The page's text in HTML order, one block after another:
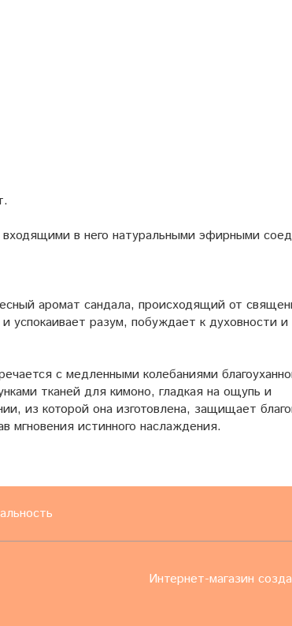
входящими в него натуральными эфирными
аромат сандала, происходящий от
успокаивает разум, побуждает к духовности и
с медленными колебаниями
тканей для кимоно, гладкая на ощупь и
из которой она изготовлена, защищает
мгновения истинного наслаждения.
Интернет-магазин